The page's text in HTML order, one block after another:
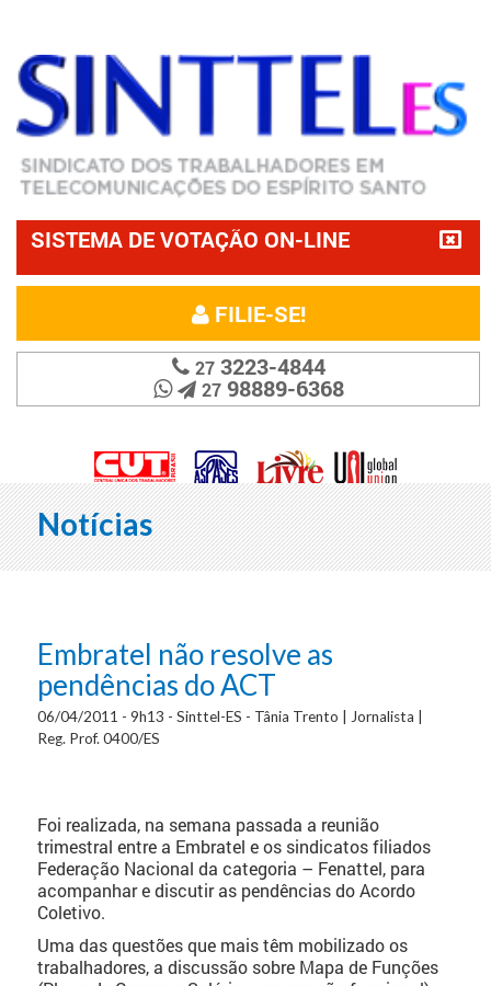
SISTEMA DE VOTAÇÃO ON-LINE
FILIE-SE!
273223-4844
2798889-6368
Notícias
Embratel não resolve as
pendências do ACT
06/04/2011 - 9h13 - Sinttel-ES - Tânia Trento | Jornalista |
Reg. Prof. 0400/ES
Foi realizada, na semana passada a reunião
trimestral entre a Embratel e os sindicatos filiados
Federação Nacional da categoria – Fenattel, para
acompanhar e discutir as pendências do Acordo
Coletivo.
Uma das questões que mais têm mobilizado os
trabalhadores, a discussão sobre Mapa de Funções